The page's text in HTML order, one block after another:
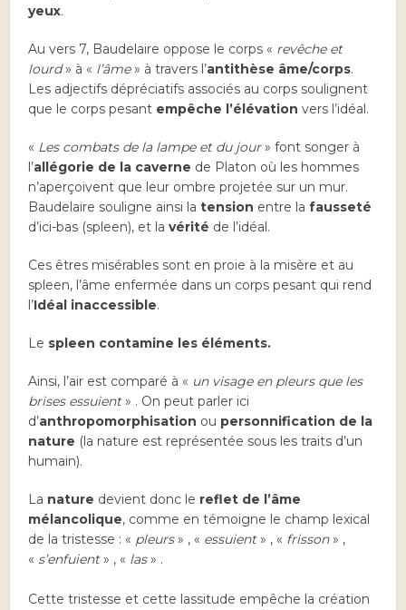
yeux.
Au vers 7, Baudelaire oppose le corps « revêche et
lourd» à « l’âme» à travers l’antithèse âme/corps.
Les adjectifs dépréciatifs associés au corps soulignent
que le corps pesant empêche l’élévationvers l’idéal.
« Les combats de la lampe et du jour» font songer à
l’allégorie de la caverne de Platon où les hommes
n’aperçoivent que leur ombre projetée sur un mur.
Baudelaire souligne ainsi latension entre lafausseté
d’ici-bas (spleen), et lavérité de l’idéal.
Ces êtres misérables sont en proie à la misère et au
spleen, l’âme enfermée dans un corps pesant qui rend
l’Idéal inaccessible.
Le spleen contamine les éléments.
Ainsi, l’air est comparé à « un visage en pleurs que les
brises essuient» . On peut parler ici
d’anthropomorphisation ou personnification de la
nature (la nature est représentée sous les traits d’un
humain).
La nature devient donc le reflet de l’âme
mélancolique, comme en témoigne le champ lexical
de la tristesse : « pleurs» , « essuient» , « frisson» ,
« s’enfuient» , « las» .
Cette tristesse et cette lassitude empêche la création